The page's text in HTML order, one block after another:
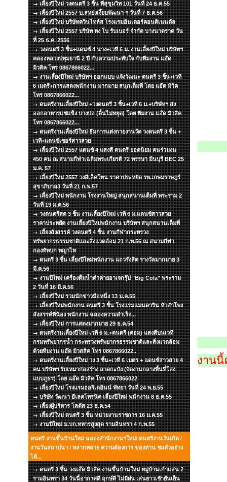
เลี้ยงปีใหม่ วงดนตรี 3 ชิ้น ที่สุขุมวิท 101 วันที่ 24 ธ.ค.55
เลี้ยงปีใหม่ 2557 บ.สหย่งเงี๊ยบพัฒนา ฯ วันที่ 7 ธ.ค.56
เลี้ยงปีใหม่ บริษัทควินไทล์ส โรงแรมอินเตอร์คอนติเนนตัล
เลี้ยงปีใหม่ 2557 บริษัท หง โบ รับเบอร์ จำกัด บางนาตราด วัน
ที่ 25 ธ.ค. 2556
วงดนตรี 3 ชิ้น+แดนซ์ 4 นาง+เวที 6 ม. งานเลี้ยงปีใหม่ บริษัทฯ
คลองหลวงปทุมธานี 2 ปี กับความประทับใจ กับทีมงาน แอ๊ด
มิวสิค โทร 0867866022...
งานเลี้ยงปีใหม่ บริษัทฯ ออกแบบ แจ้งวัฒนะ ดนตรี 3 ชิ้น+เวที
6 เมตรี+การแสดงพนักงาน มากมาย สนุกเต็มที่ โดย แอ๊ด มิวิค
โทร 0867866022...
ดนตรีงานเลี้ยงปีใหม่ +วงดนตรี 3 ชิ้น+เวที 6 ม.+บริษัทฯ ส่ง
ออกอาหารแช่แข็ง บางบ่อ (ดิ้นไม่หยุด) โดย ทีมงาน แอ๊ด มิวสิค
โทร 0867866022...
ดนตรีงานเลี้ยงปีใหม่ ธีมการแต่งกายงานวัด วงดนตรี 3 ชิ้น +
เวที+แดนซ์เซอร์สาวสวย
เลี้ยงปีใหม่ 2557 แดนซ์ 4 แสงสี ดนตรี ยอดนิยม คนร่วมงน
450 คน ณ สนามกีฬาเฉลิมพระเกียรติ 72 พรรษา มีนบุรี BEC 25
ม.ค. 57
เลี้ยงปีใหม่ 2557 วงอีเล็คโทน ราคาประหยัด รพ.เกษมราษฎร์
สุขาภิบาล3 วันที่ 21 ก.พ.57
เลี้ยงปีใหม่ พนักงาน โรงงานใหญ่ สนุกสนานเต็มที่ พระราม 2
วันที่ 19 ม.ค.56
วงดนตรีสด 3 ชิ้น งานเลี้ยงปีใหม่ เวที 6 ม.แดนซ์สาวสวย
ราคาประหยัด งานเลี้ยงปีใหม่พนักงาน บริษัทฯ สนุกสนานเต็มที่
เลี้ยงสังสรรค์ วงดนตรี 4 ชิ้น งานกีฬากระทรวง
ทรัพยากรธรรมชาติและสิ่งแวดล้อม 21 ก.พ.56 ณ สนามกีฬา
กองทัพบก พญาไท
ดนตรี 3 ชิ้น เลี้ยงปีใหม่พนักงาน แถวรังสิต รางวัลมากมาย 3
มี.ค.56
งานปีใหม่ เครื่องดื่มน้ำดำค่ายอาเจกรุ๊ป "Big Cola" พระราม
2 วันที่ 16 มี.ค.56
เลี้ยงปีใหม่ รวมนักข่าวมือหนึ่ง 13 ม.ค.55
เลี้ยงปีใหม่พนักงาน ดนตรี 3 ชิ้น โรงแรมแมนดาริน หัวลำโพง
สังสรรค์พี่น้อง พนักงาน ฉลองความสำเร็จ...
เลี้ยงปีใหม่ การแสดงมากมาย 29 ธ.ค.54
ดนตรีงานเลี้ยงปีใหม่ เวที 6 ม.+ดนตรี (คอม) แสงสีบนเวที
กรมทรัพยากรน้ำ กระทรวงทรัพยากรธรรมชาติและสิ่งแวดล้อม
ด้วยทีมงาน แอ๊ด มิวสสิค โทร 0867866022..
ดนตรีงานเลี้ยงปีใหม่ วง 3 ชิ้น+เวที 6 เมตร + แดนซ์สาวสวย 4
คน บริษัทฯ รับเหมาก่อสร้าง ลาดกะบัง (จัดงานกลางพื้นที่โล่ง
แบบภูธร) โดย แอ๊ด มิวสิค โทร 0867866022
เลี้ยงปีใหม่ โรงแรมฮอริเดอินน์ พัทยา วันที่ 24 พ.ย.55
บริษัท วัฒนา อีเลคโทรนิค เลี้ยงปีใหม่ พนักงาน 8 ธ.ค.55
เลี้ยงผู้บริหาร โลตัส 23 ธ.ค.54
เลี้ยงปีใหม่ ดนตรี 3 ชิ้น หน่วยงานราชการ 16 ม.ค.55
งานปีใหม่ ม.บก.ทหารสูงสุด รามอินทรา 4 ก.พ.55
ดนตรี งานขึ้นบ้านใหม่ ฉลองสำนักงานฯใหม่/ ดนตรีงานวันเกิด /
งานวันสถาปนา / หลากหลาย ความต้องการ ของท่าน ชมตัวอย่าง
ได้...
ดนตรี 3 ชิ้น วงแอ๊ด มิวสิค งานขึ้นบ้านใหม่ หมู่บ้านเก้าแสน 2
รามอินทรา 34 วันนี้อากาศดี ฤกษ์ดี ไม่มีฝน เล่นยาวเช้ายันเย็น
งานนี้